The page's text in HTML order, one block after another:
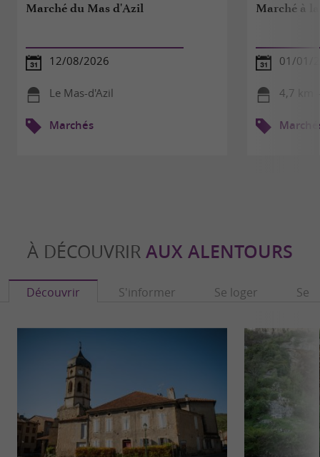
Marché du Mas d'Azil
12/08/2026
Le Mas-d'Azil
Marchés
Marché à
01/01/
4,7 km
À DÉCOUVRIR AUX ALENTOURS
Découvrir S'informer Se loger Se